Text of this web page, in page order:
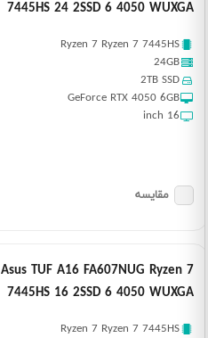
7445HS 24 2SSD 6 4050 WUXGA
Ryzen 7 Ryzen 7 7445HS
24GB
2TB SSD
GeForce RTX 4050 6GB
16 inch
مقایسه
Asus TUF A16 FA607NUG Ryzen 7
7445HS 16 2SSD 6 4050 WUXGA
Ryzen 7 Ryzen 7 7445HS